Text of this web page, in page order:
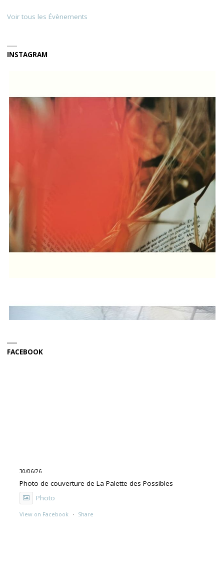
Voir tous les Évènements
INSTAGRAM
FACEBOOK
30/06/26
Photo de couverture de La Palette des Possibles
Photo
View on Facebook · Share